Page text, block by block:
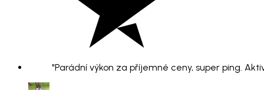
"Parádní výkon za příjemné ceny, super ping.